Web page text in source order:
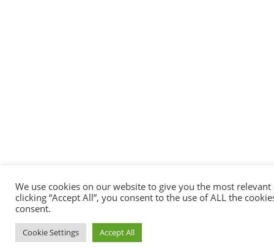
We use cookies on our website to give you the most
clicking “Accept All”, you consent to the use of ALL the
consent.
Cookie Settings Accept All
Utilizziamo i cookie per offrirti la migliore
Accetta